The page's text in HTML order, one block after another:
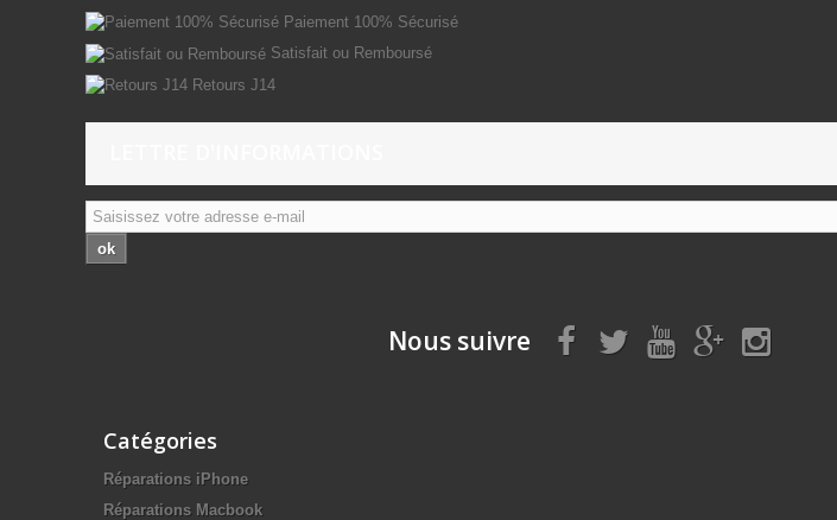
Paiement 100% Sécurisé
Satisfait ou Remboursé
Retours J14
ok
Nous suivre
Catégories
Réparations iPhone
Réparations Macbook